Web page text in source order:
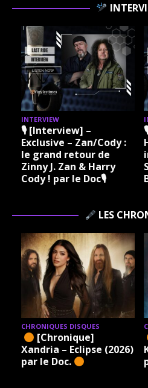
INTERVIEW
🎙 [Interview] –
Exclusive – Zan/Cody :
le grand retour de
Zinny J. Zan & Harry
Cody ! par le Doc🎙
LES
CHRONIQUES DISQUES
[Chronique]
Xandria – Eclipse (2026)
par le Doc.